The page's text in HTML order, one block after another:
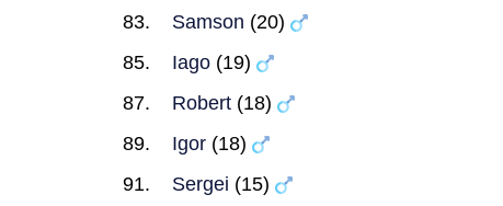
Samson (20)
Iago (19)
Robert (18)
Igor (18)
Sergei (15)